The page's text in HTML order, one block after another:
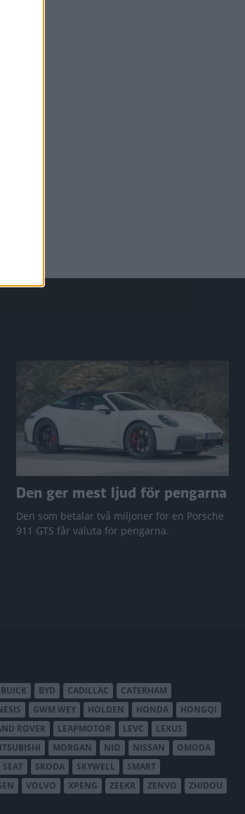
Den ger mest ljud för pengarna
Den som betalar två miljoner för en Porsche
911 GTS får valuta för pengarna.
BUICK BYD CADILLAC
CATERHAM
GWM WEY HOLDEN HONDA
HONGQI
ROVER LEAPMOTOR LEVC
LEXUS
MORGAN NIO NISSAN
OMODA
SEAT SKODA SKYWELL
SMART
VOLVO XPENG ZEEKR ZENVO ZHIDOU